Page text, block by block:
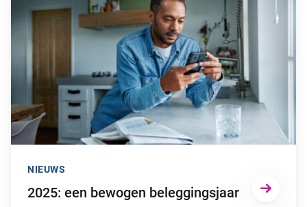
2025: een bewogen beleggingsjaar
NIEUWS